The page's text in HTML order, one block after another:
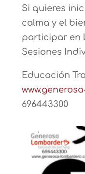
Si quieres
calma y el
participar en
Sesiones
Educación
696443300